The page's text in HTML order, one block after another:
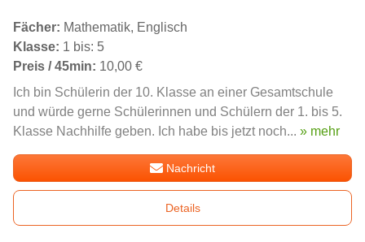
Fächer: Mathematik, Englisch
Klasse: 1 bis: 5
Preis / 45min: 10,00 €
Ich bin Schülerin der 10. Klasse an einer Gesamtschule
und würde gerne Schülerinnen und Schülern der 1. bis 5.
Klasse Nachhilfe geben. Ich habe bis jetzt noch... » mehr
Nachricht
Details